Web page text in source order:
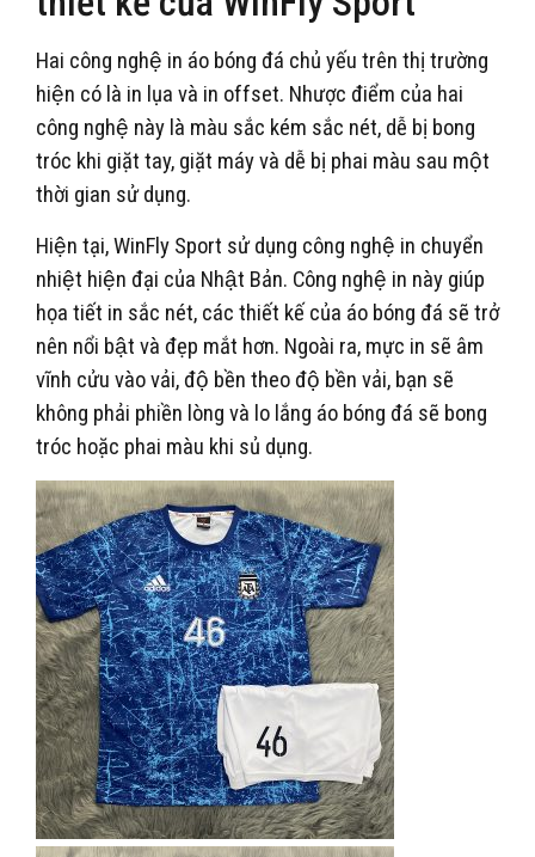
Hai công nghệ in áo bóng đá chủ yếu trên thị trường
hiện có là in lụa và in offset. Nhược điểm của hai
công nghệ này là màu sắc kém sắc nét, dễ bị bong
tróc khi giặt tay, giặt máy và dễ bị phai màu sau một
thời gian sử dụng.
Hiện tại, WinFly Sport sử dụng công nghệ in chuyển
nhiệt hiện đại của Nhật Bản. Công nghệ in này giúp
họa tiết in sắc nét, các thiết kế của áo bóng đá sẽ trở
nên nổi bật và đẹp mắt hơn. Ngoài ra, mực in sẽ âm
vĩnh cửu vào vải, độ bền theo độ bền vải, bạn sẽ
không phải phiền lòng và lo lắng áo bóng đá sẽ bong
tróc hoặc phai màu khi sủ dụng.